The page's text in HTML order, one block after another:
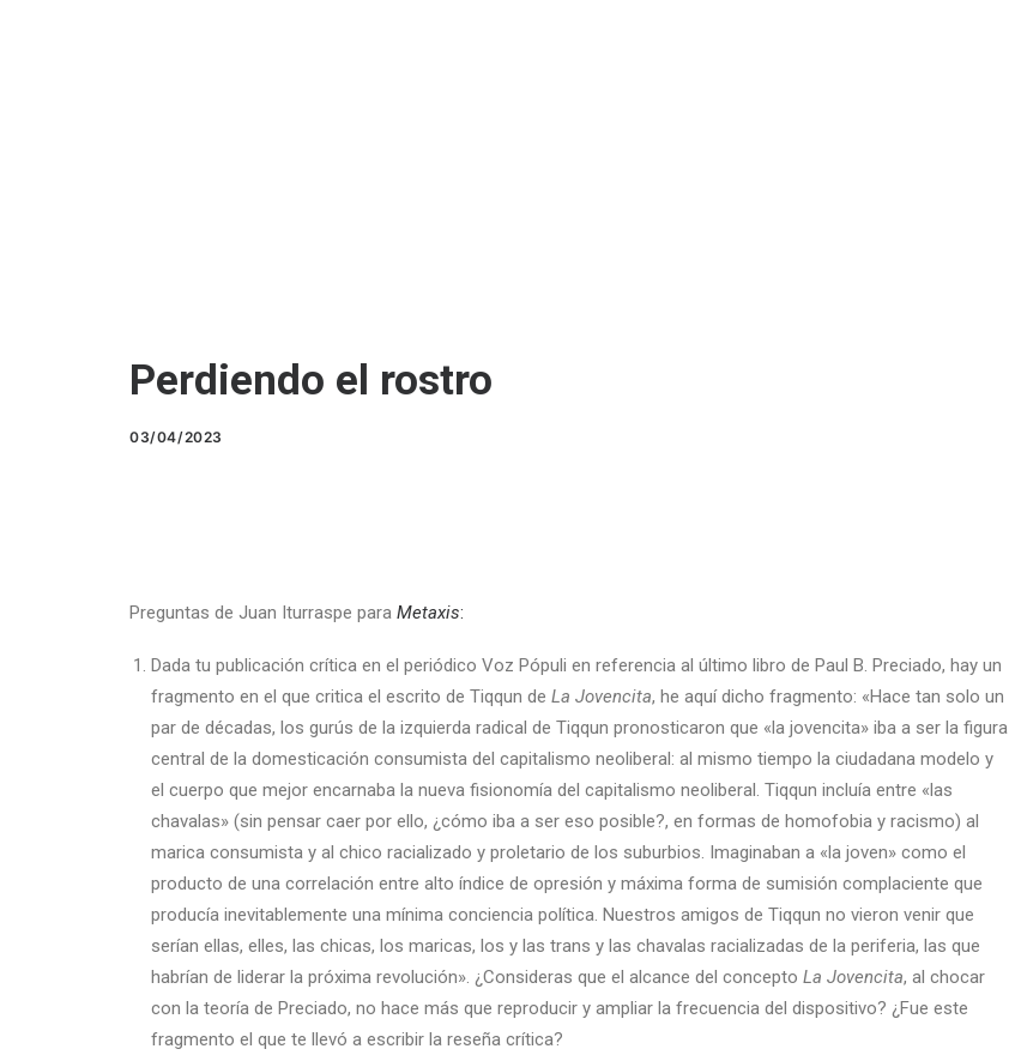
Perdiendo el rostro
03/04/2023
Preguntas de Juan Iturraspe para Metaxis:
Dada tu publicación crítica en el periódico Voz Pópuli en referencia al último libro de Paul B. Preciado, hay un
fragmento en el que critica el escrito de Tiqqun de La Jovencita, he aquí dicho fragmento: «Hace tan solo un
par de décadas, los gurús de la izquierda radical de Tiqqun pronosticaron que «la jovencita» iba a ser la figura
central de la domesticación consumista del capitalismo neoliberal: al mismo tiempo la ciudadana modelo y
el cuerpo que mejor encarnaba la nueva fisionomía del capitalismo neoliberal. Tiqqun incluía entre «las
chavalas» (sin pensar caer por ello, ¿cómo iba a ser eso posible?, en formas de homofobia y racismo) al
marica consumista y al chico racializado y proletario de los suburbios. Imaginaban a «la joven» como el
producto de una correlación entre alto índice de opresión y máxima forma de sumisión complaciente que
producía inevitablemente una mínima conciencia política. Nuestros amigos de Tiqqun no vieron venir que
serían ellas, elles, las chicas, los maricas, los y las trans y las chavalas racializadas de la periferia, las que
habrían de liderar la próxima revolución». ¿Consideras que el alcance del concepto La Jovencita, al chocar
con la teoría de Preciado, no hace más que reproducir y ampliar la frecuencia del dispositivo? ¿Fue este
fragmento el que te llevó a escribir la reseña crítica?